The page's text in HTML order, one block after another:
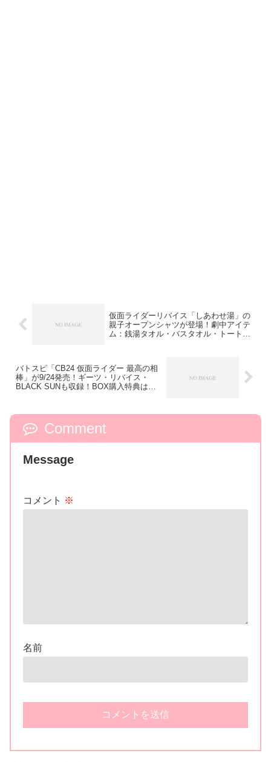
仮面ライダーリバイス「しあわせ湯」の
親子オープンシャツが登場！劇中アイテ
ム：銭湯タオル・バスタオル・トートな
バトスピ「CB24 仮面ライダー 最高の相
棒」が9/24発売！ギーツ・リバイス・
BLACK SUNも収録！BOX購入特典は実
Comment
Message
コメント ※
名前